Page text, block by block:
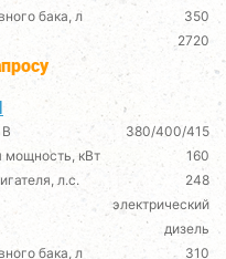
бака, л
350
2720
380/400/415
мощность, кВт
160
л.с.
248
электрический
дизель
бака, л
310